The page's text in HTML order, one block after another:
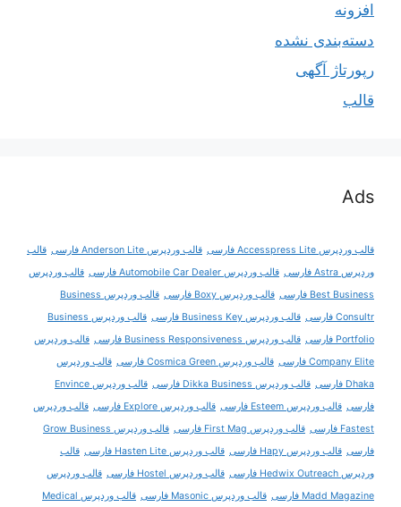
افزونه
دسته‌بندی نشده
رپورتاژ آگهی
قالب
Ads
قالب وردپرس Accesspress Lite فارسی قالب وردپرس Anderson Lite فارسی
قالب
وردپرس Astra فارسی
قالب وردپرس Automobile Car Dealer فارسی
قالب وردپرس
Best Business فارسی
قالب وردپرس Boxy فارسی
قالب وردپرس Business
Consultr فارسی
قالب وردپرس Business Key فارسی
قالب وردپرس Business
Portfolio فارسی
قالب وردپرس Business Responsiveness فارسی
قالب وردپرس
Company Elite فارسی
قالب وردپرس Cosmica Green فارسی
قالب وردپرس
Dhaka فارسی
قالب وردپرس Dikka Business فارسی
قالب وردپرس Envince
فارسی قالب وردپرس Esteem فارسی قالب وردپرس Explore فارسی
قالب وردپرس
Fastest فارسی
قالب وردپرس First Mag فارسی
قالب وردپرس Grow Business
فارسی قالب وردپرس Hapy فارسی قالب وردپرس Hasten Lite فارسی
قالب
وردپرس Hedwix Outreach فارسی
قالب وردپرس Hostel فارسی
قالب وردپرس
Madd Magazine فارسی
قالب وردپرس Masonic فارسی
قالب وردپرس Medical